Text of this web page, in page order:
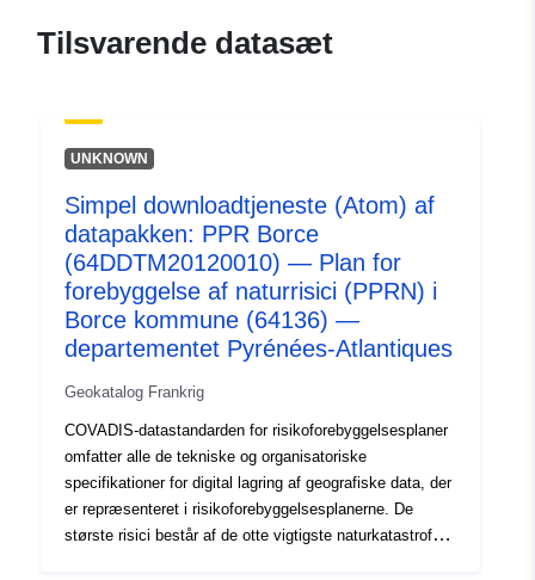
b62f-4f5e-853f-
4768-af3b-b6f87afee7da
Type:
Ressource:
http://inspire.ec.europa.eu/
codelist/SpatialDataServiceType/
Tilsvarende datasæt
UNKNOWN
Simpel downloadtjeneste (Atom) af
datapakken: PPR Borce
(64DDTM20120010) — Plan for
forebyggelse af naturrisici (PPRN) i
Borce kommune (64136) —
departementet Pyrénées-Atlantiques
Geokatalog Frankrig
COVADIS-datastandarden for risikoforebyggelsesplaner
omfatter alle de tekniske og organisatoriske
specifikationer for digital lagring af geografiske data, der
er repræsenteret i risikoforebyggelsesplanerne. De
største risici består af de otte vigtigste naturkatastrofer,